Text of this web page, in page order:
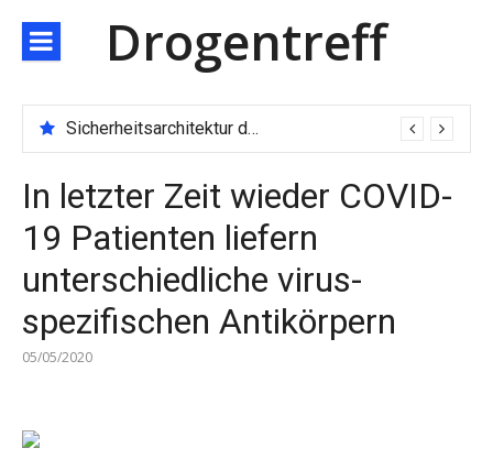
zum
Inhalt
Drogentreff
Sicherheitsarchitektur der nächsten Generation: JARXE kombiniert Multi-Wallet und MPC als Schutzschild für digitales Vertrauen
In letzter Zeit wieder COVID-
19 Patienten liefern
unterschiedliche virus-
spezifischen Antikörpern
05/05/2020